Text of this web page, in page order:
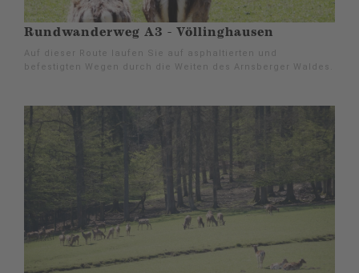
Rundwanderweg A3 - Völlinghausen
Auf dieser Route laufen Sie auf asphaltierten und
befestigten Wegen durch die Weiten des Arnsberger Waldes.